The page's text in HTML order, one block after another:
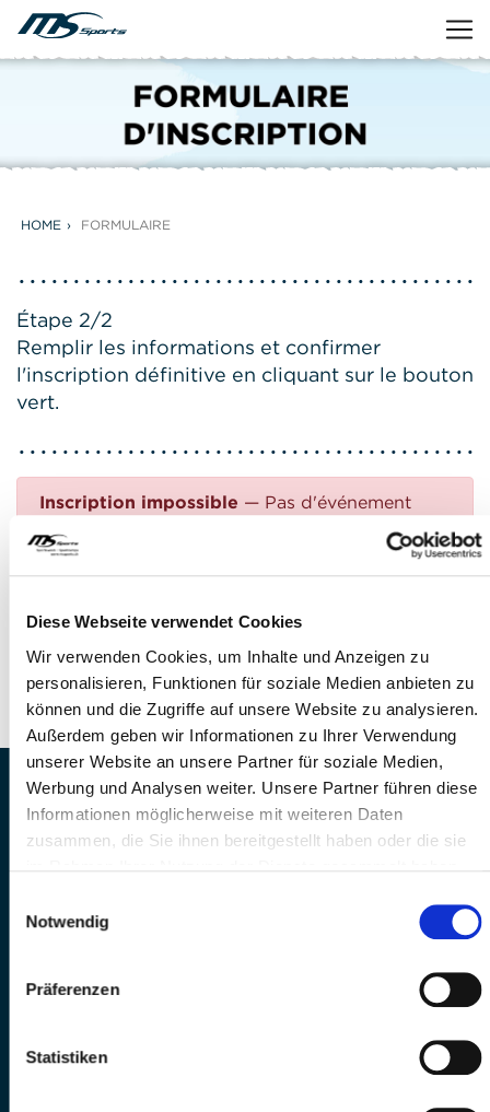
Diese Webseite verwendet Cookies
Wir verwenden Cookies, um Inhalte und Anzeigen zu
personalisieren, Funktionen für soziale Medien anbieten zu
können und die Zugriffe auf unsere Website zu analysieren.
Außerdem geben wir Informationen zu Ihrer Verwendung
unserer Website an unsere Partner für soziale Medien,
Werbung und Analysen weiter. Unsere Partner führen diese
Informationen möglicherweise mit weiteren Daten
zusammen, die Sie ihnen bereitgestellt haben oder die sie
Notwendig
Präferenzen
Statistiken
HOME FORMULAIRE
Étape 2/2
Remplir les informations et confirmer
l'inscription définitive en cliquant sur le bouton
vert.
Inscription impossible — Pas d'événement
Avez-vous des questions?
Téléphone: +41 41 260 33 67
E-Mail: info@mssports.ch
MS Sports AG • Sonnenrain 3b • CH-6221
Rickenbach
Telefon: +41 41 260 33 67 • E-